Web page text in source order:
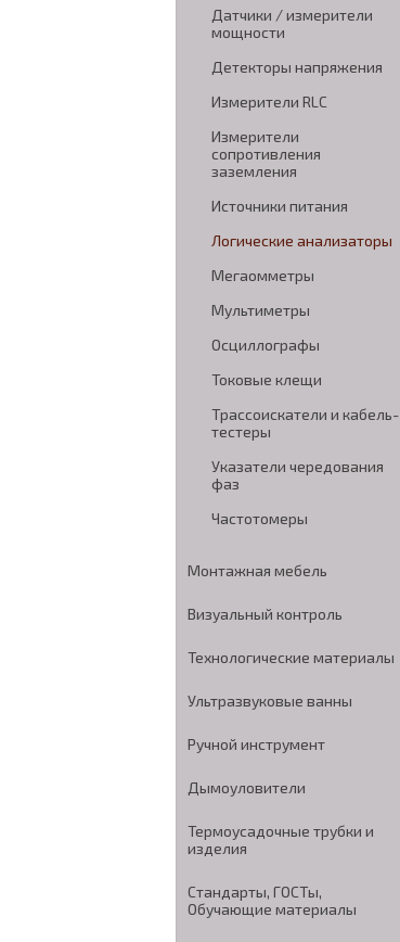
Датчики / измерители
мощности
Детекторы напряжения
Измерители RLC
Измерители
сопротивления
заземления
Источники питания
Логические анализаторы
Мегаомметры
Мультиметры
Осциллографы
Токовые клещи
Трассоискатели и кабель-
тестеры
Указатели чередования
фаз
Частотомеры
Монтажная мебель
Визуальный контроль
Технологические материалы
Ультразвуковые ванны
Ручной инструмент
Дымоуловители
Термоусадочные трубки и
изделия
Стандарты, ГОСТы,
Обучающие материалы